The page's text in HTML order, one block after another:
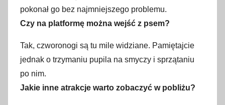
pokonał go bez najmniejszego problemu.
Czy na platformę można wejść z psem?
Tak, czworonogi są tu mile widziane. Pamiętajcie
jednak o trzymaniu pupila na smyczy i sprzątaniu
po nim.
Jakie inne atrakcje warto zobaczyć w pobliżu?